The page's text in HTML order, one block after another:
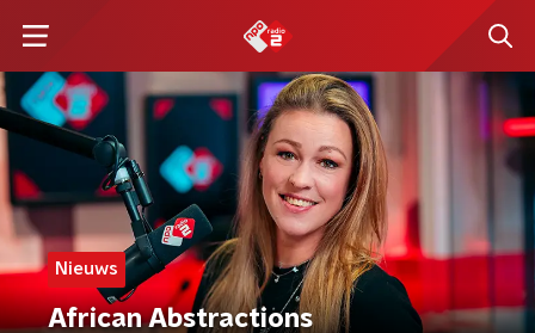
Nieuws
African Abstractions